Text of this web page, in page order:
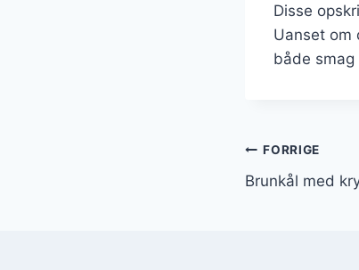
Disse
Uanset om
både
FORRIGE
Brunkål med